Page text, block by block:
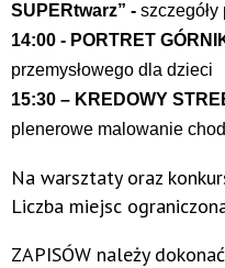
SUPERtwarz” - szczegóły
14:00 - PORTRET
przemysłowego dla dzieci
15:30 – KREDOWY
plenerowe malowanie
Na warsztaty oraz
Liczba miejsc
ZAPISÓW należy